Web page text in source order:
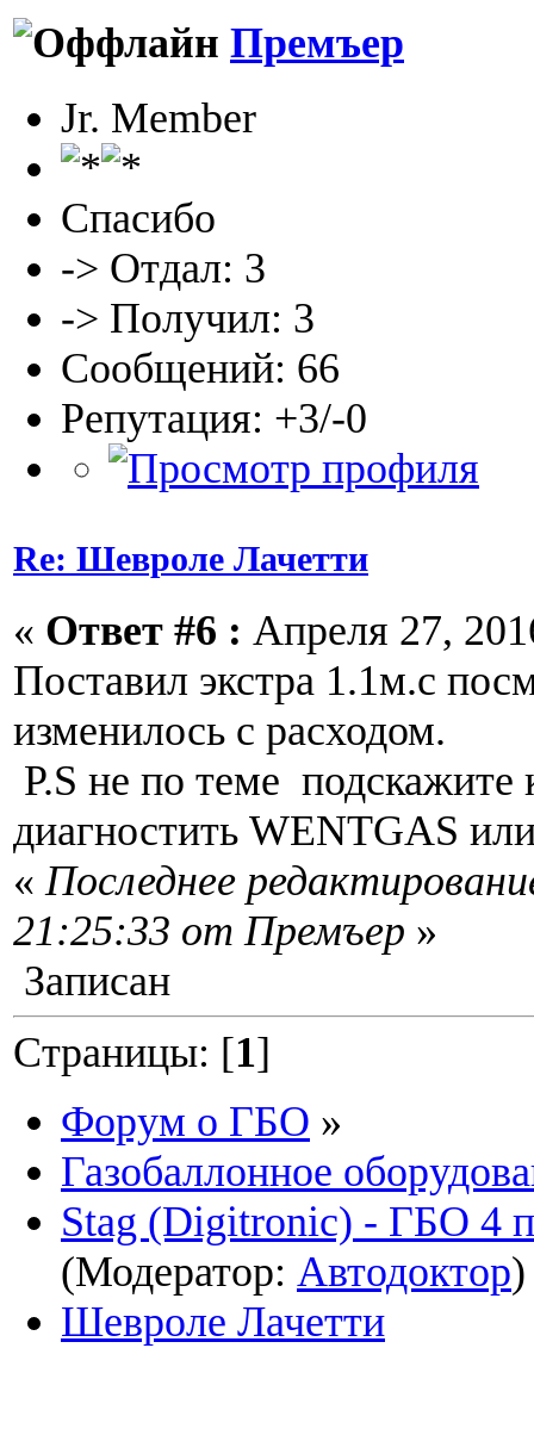
Премъер
Jr. Member
Спасибо
-> Отдал: 3
-> Получил: 3
Сообщений: 66
Репутация: +3/-0
Re: Шевроле Лачетти
« Ответ #6 : Апреля 27,
Поставил экстра 1.1м.с
изменилось с расходом.
P.S не по теме
диагностить WENTGAS
«Последнее
21:25:33 от Премъер »
Записан
Страницы: [1]
Форум о ГБО »
Газобаллонное
Stag (Digitronic) - ГБО 4
(Модератор: Автодоктор
Шевроле Лачетти